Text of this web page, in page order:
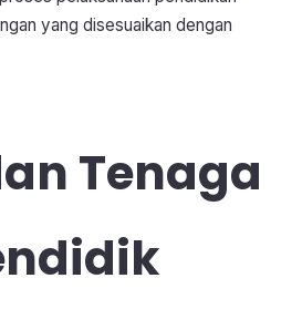
yang disesuaikan dengan
Tenaga